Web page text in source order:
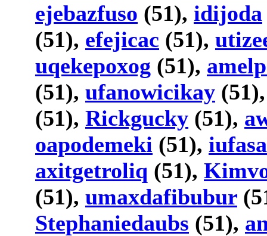
ejebazfuso (51), idijoda
(51), efejicac (51),
uqekepoxog (51),
(51), ufanowicikay
(51), Rickgucky (51),
oapodemeki (51),
axitgetroliq (51),
(51), umaxdafibubur
Stephaniedaubs (51),